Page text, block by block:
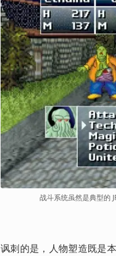
战斗系统虽然是典型的
讽刺的是，人物塑造既是